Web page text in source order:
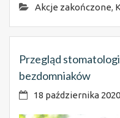
Akcje zakończone,
Przegląd
bezdomniaków
18 października 2020